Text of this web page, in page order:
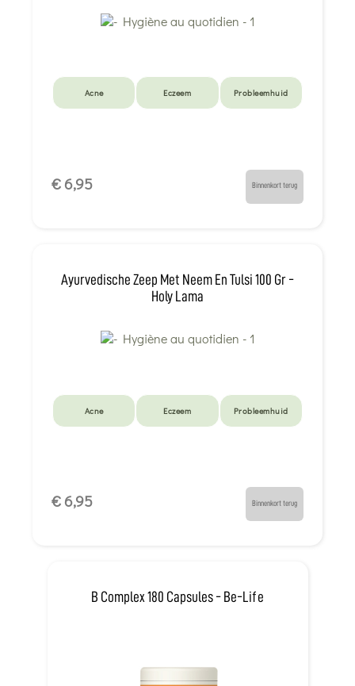
Acne Eczeem Probleemhuid
€ 6,95 Binnenkort terug
Ayurvedische Zeep Met Neem En Tulsi 100 Gr -
Holy Lama
Acne Eczeem Probleemhuid
€ 6,95 Binnenkort terug
B Complex 180 Capsules - Be-Life